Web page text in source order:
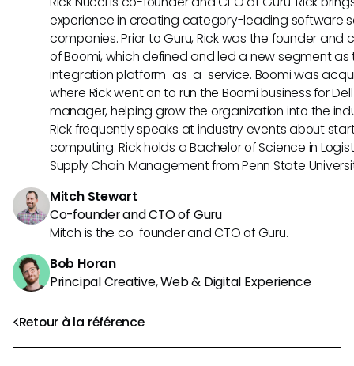
Retour à la référence
experience in creating category-leading software
companies. Prior to Guru, Rick was the founder
of Boomi, which defined and led a new segment
integration platform-as-a-service. Boomi was
where Rick went on to run the Boomi business for
manager, helping grow the organization into the
Rick frequently speaks at industry events about
computing. Rick holds a Bachelor of Science in
Supply Chain Management from Penn State
Mitch Stewart
Co-founder and CTO of Guru
Mitch is the co-founder and CTO of Guru.
Bob Horan
Principal Creative, Web & Digital Experience